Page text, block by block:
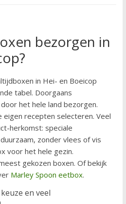
bezorgen in
in Hei- en Boeicop
tabel. Doorgaans
het hele land bezorgen.
eigen recepten selecteren. Veel
herkomst: speciale
zonder vlees of vis
voor het hele gezin.
gekozen boxen. Of bekijk
Marley Spoon eetbox.
en veel